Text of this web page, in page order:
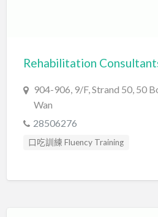
Rehabilitation
904-906, 9/F, Strand 50, 50
Wan
28506276
口吃訓練 Fluency Training
職業治療師 Occupational